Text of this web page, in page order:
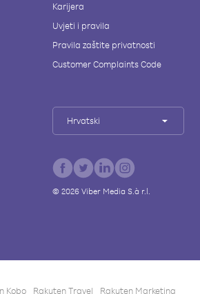
Karijera
Uvjeti i pravila
Pravila zaštite privatnosti
Customer Complaints Code
Hrvatski
© 2026Viber Media S.à r.l.
Kobo Rakuten Travel Rakuten Marketing